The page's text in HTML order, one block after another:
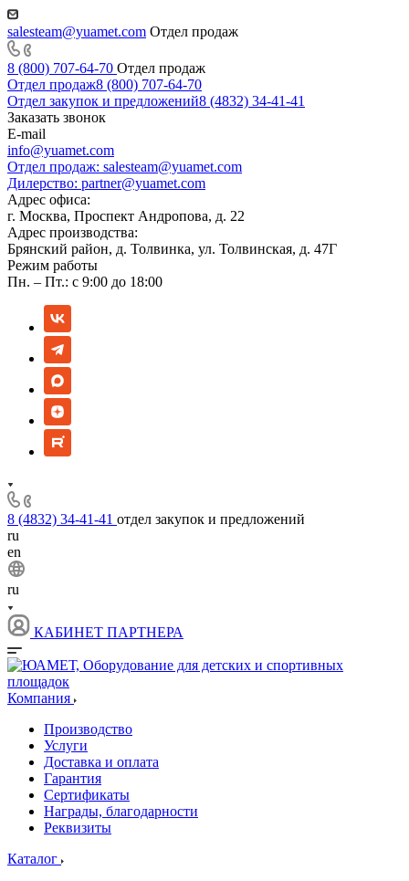
salesteam@yuamet.com Отдел продаж
8 (800) 707-64-70 Отдел продаж
Отдел продаж8 (800) 707-64-70
Отдел закупок и предложений8 (4832) 34-41-41
Заказать звонок
E-mail
info@yuamet.com
Отдел продаж: salesteam@yuamet.com
Дилерство: partner@yuamet.com
Адрес офиса:
г. Москва, Проспект Андропова, д. 22
Адрес производства:
Брянский район, д. Толвинка, ул. Толвинская, д. 47Г
Режим работы
Пн. – Пт.: с 9:00 до 18:00
8 (4832) 34-41-41 отдел закупок и предложений
ru
en
ru
КАБИНЕТ ПАРТНЕРА
Компания
Производство
Услуги
Доставка и оплата
Гарантия
Сертификаты
Награды, благодарности
Реквизиты
Каталог